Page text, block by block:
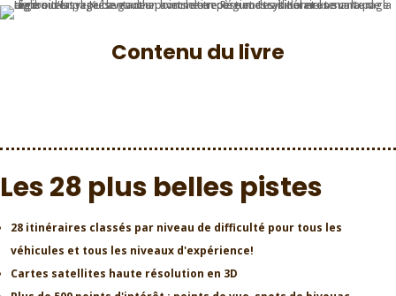
Contenu du livre
Les 28 plus belles pistes
28 itinéraires classés par niveau de difficulté pour tous les
véhicules et tous les niveaux d'expérience!
Cartes satellites haute résolution en 3D